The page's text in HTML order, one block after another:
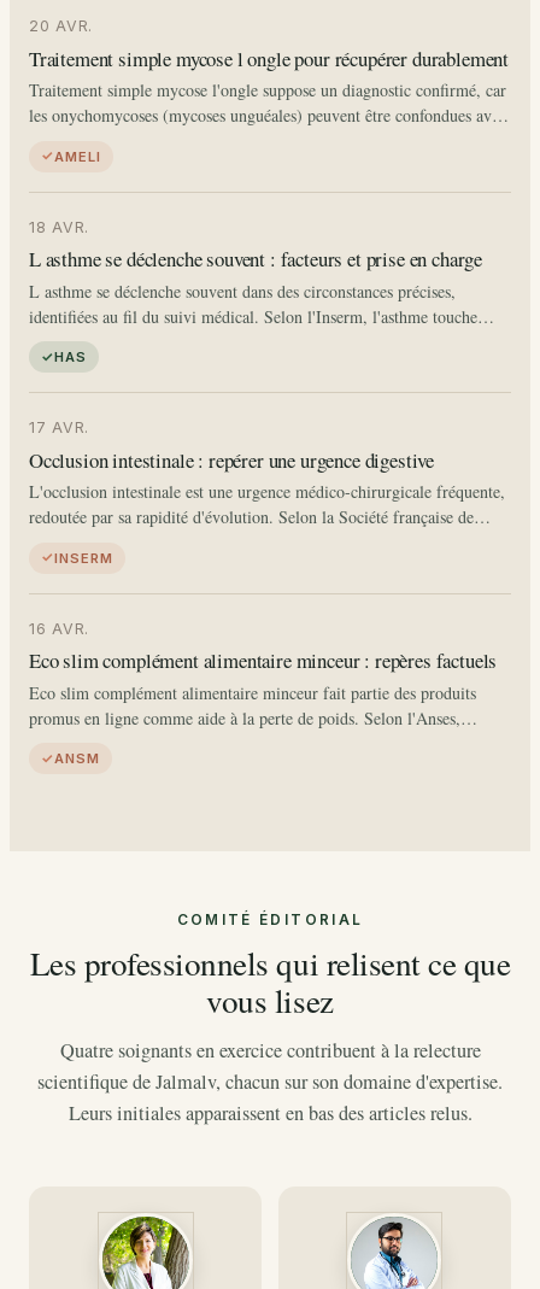
20 AVR.
Traitement simple mycose l ongle pour récupérer durablement
Traitement simple mycose l'ongle suppose un diagnostic confirmé, car
les onychomycoses (mycoses unguéales) peuvent être confondues avec
dermatologie (SFD), elles concernent 5 à…
AMELI
18 AVR.
L asthme se déclenche souvent : facteurs et prise en charge
L asthme se déclenche souvent dans des circonstances précises,
identifiées au fil du suivi médical. Selon l'Inserm, l'asthme touche
environ 4 millions de personnes en France, dont 9 % des enfants et…
HAS
17 AVR.
Occlusion intestinale : repérer une urgence digestive
L'occlusion intestinale est une urgence médico-chirurgicale fréquente,
redoutée par sa rapidité d'évolution. Selon la Société française de
milliers d'hospitalisations chaque année en France. Elle…
INSERM
16 AVR.
Eco slim complément alimentaire minceur : repères factuels
Eco slim complément alimentaire minceur fait partie des produits
promus en ligne comme aide à la perte de poids. Selon l'Anses,
complément…
ANSM
COMITÉ ÉDITORIAL
Les professionnels qui relisent ce que
vous lisez
Quatre soignants en exercice contribuent à la relecture
scientifique de Jalmalv, chacun sur son domaine d'expertise.
Leurs initiales apparaissent en bas des articles relus.
DM PR